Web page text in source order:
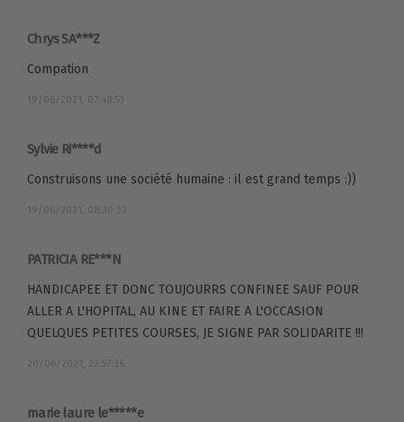
Chrys SA***Z
Compation
19/06/2021, 07:48:53
Sylvie Ri****d
Construisons une société humaine : il est grand temps :))
19/06/2021, 08:30:32
PATRICIA RE***N
HANDICAPEE ET DONC TOUJOURRS CONFINEE SAUF POUR
ALLER A L'HOPITAL, AU KINE ET FAIRE A L'OCCASION
QUELQUES PETITES COURSES, JE SIGNE PAR SOLIDARITE !!!
20/06/2021, 22:57:36
marie laure le*****e